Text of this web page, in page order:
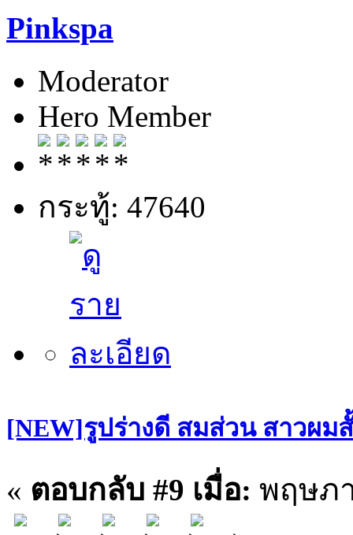
Pinkspa
Moderator
Hero Member
กระทู้: 47640
[NEW]รูปร่างดี สมส่วน สาวผม
« ตอบกลับ #9 เมื่อ: พฤษภ